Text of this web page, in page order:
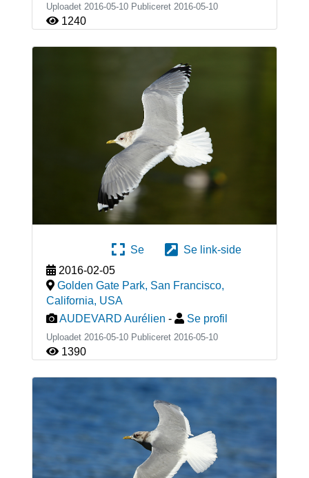
Uploadet 2016-05-10 Publiceret 2016-05-10
1240
Se
Se link-side
2016-02-05
Golden Gate Park, San Francisco,
California, USA
AUDEVARD Aurélien - Se profil
Uploadet 2016-05-10 Publiceret 2016-05-10
1390